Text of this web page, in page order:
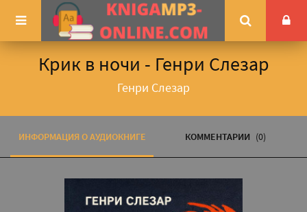
Крик в ночи - Генри Слезар
Генри Слезар
ИНФОРМАЦИЯ О АУДИОКНИГЕ КОММЕНТАРИИ (0)